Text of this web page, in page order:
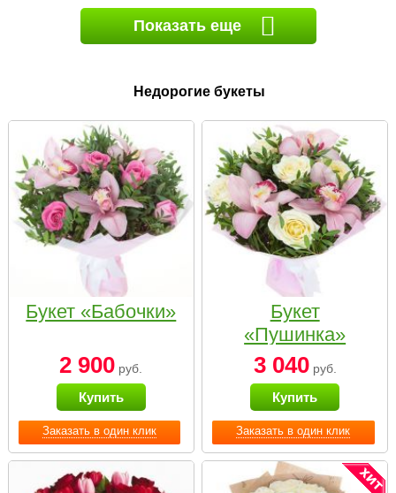
Показать еще
Недорогие букеты
Заказать в один клик
Букет «Бабочки»
2 900 руб.
Купить
Заказать в один клик
Букет
«Пушинка»
3 040руб.
Купить